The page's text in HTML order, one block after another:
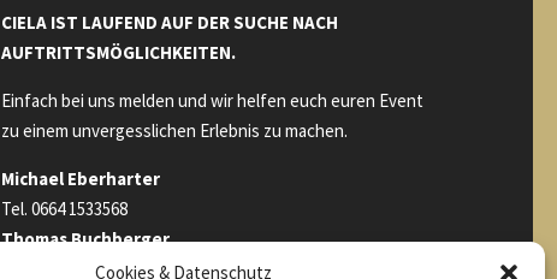
Cookies & Datenschutz
CIELA IST LAUFEND AUF DER SUCHE NACH
AUFTRITTSMÖGLICHKEITEN.
Einfach bei uns melden und wir helfen euch euren Event
zu einem unvergesslichen Erlebnis zu machen.
Michael Eberharter
Tel. 0664 1533568
Thomas Buchberger
Tel. 0650 9365078